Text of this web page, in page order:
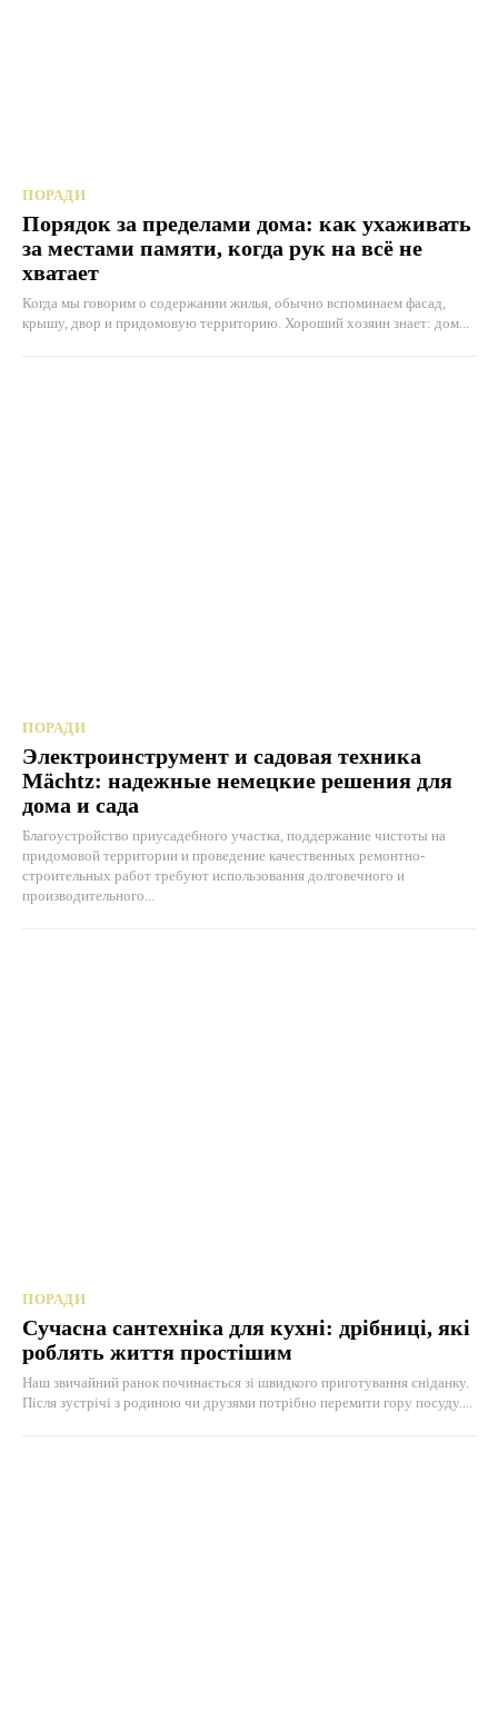
ПОРАДИ
Порядок за пределами дома: как ухаживать
за местами памяти, когда рук на всё не
хватает
Когда мы говорим о содержании жилья, обычно вспоминаем фасад,
крышу, двор и придомовую территорию. Хороший хозяин знает: дом...
ПОРАДИ
Электроинструмент и садовая техника
Mächtz: надежные немецкие решения для
дома и сада
Благоустройство приусадебного участка, поддержание чистоты на
придомовой территории и проведение качественных ремонтно-
строительных работ требуют использования долговечного и
производительного...
ПОРАДИ
Сучасна сантехніка для кухні: дрібниці, які
роблять життя простішим
Наш звичайний ранок починається зі швидкого приготування сніданку.
Після зустрічі з родиною чи друзями потрібно перемити гору посуду....